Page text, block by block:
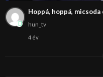
Hoppá, hoppá, micsoda
hun_tv
4 év